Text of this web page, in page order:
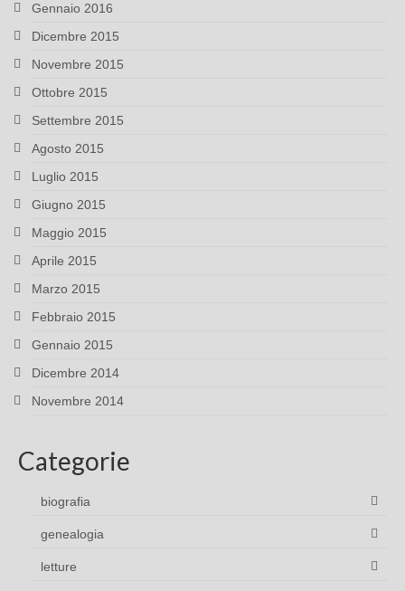
Gennaio 2016
Dicembre 2015
Novembre 2015
Ottobre 2015
Settembre 2015
Agosto 2015
Luglio 2015
Giugno 2015
Maggio 2015
Aprile 2015
Marzo 2015
Febbraio 2015
Gennaio 2015
Dicembre 2014
Novembre 2014
Categorie
biografia
genealogia
letture